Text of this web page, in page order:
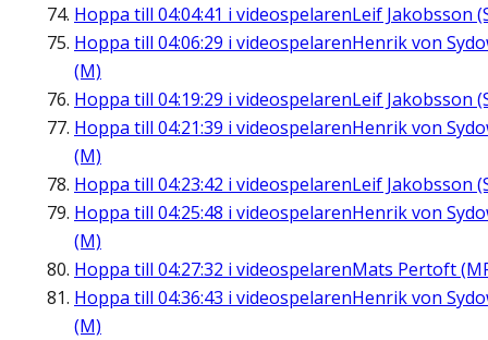
Hoppa till 04:04:41 i videospelarenLeif Jakobsson
Hoppa till 04:06:29 i videospelarenHenrik von
(M)
Hoppa till 04:19:29 i videospelarenLeif Jakobsson
Hoppa till 04:21:39 i videospelarenHenrik von
(M)
Hoppa till 04:23:42 i videospelarenLeif Jakobsson
Hoppa till 04:25:48 i videospelarenHenrik von
(M)
Hoppa till 04:27:32 i videospelarenMats Pertoft
Hoppa till 04:36:43 i videospelarenHenrik von
(M)